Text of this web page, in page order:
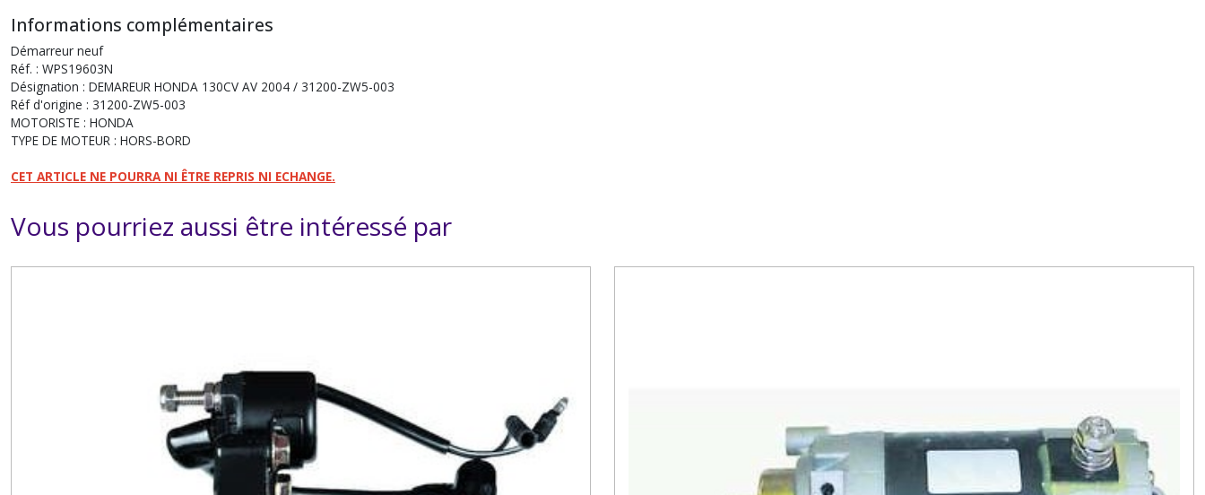
Informations complémentaires
Démarreur neuf
Réf. : WPS19603N
Désignation : DEMAREUR HONDA 130CV AV 2004 / 31200-ZW5-003
Réf d'origine : 31200-ZW5-003
MOTORISTE : HONDA
TYPE DE MOTEUR : HORS-BORD
CET ARTICLE NE POURRA NI ÊTRE REPRIS NI ECHANGE.
Vous pourriez aussi être intéressé par